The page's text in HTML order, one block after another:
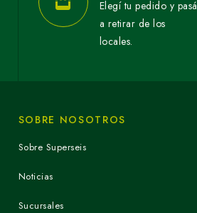
Elegí tu pedido y pasá
a retirar de los
locales.
SOBRE NOSOTROS
Sobre Superseis
Noticias
Sucursales